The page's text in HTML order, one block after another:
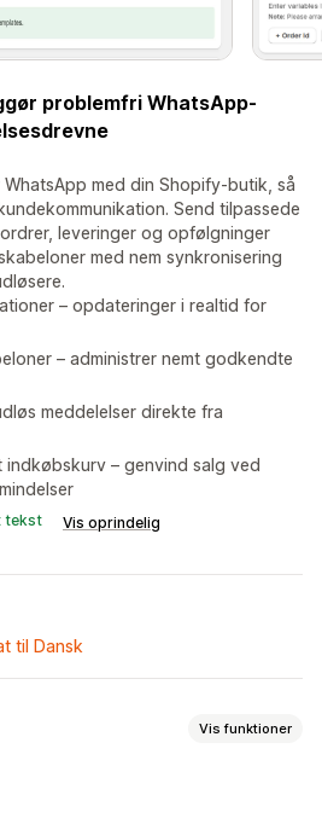
problemfri WhatsApp-
med din Shopify-butik, så
Send tilpassede
leveringer og opfølgninger
med nem synkronisering
– opdateringer i realtid for
– administrer nemt godkendte
meddelelser direkte fra
indkøbskurv – genvind salg ved
tekst Vis oprindelig
til Dansk
Vis funktioner